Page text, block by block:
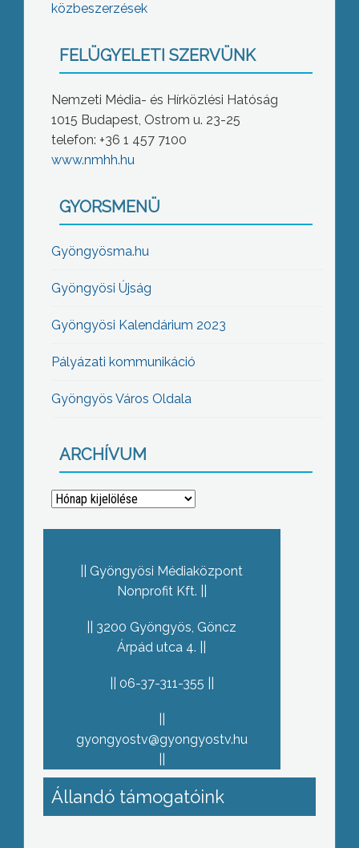
közbeszerzések
FELÜGYELETI SZERVÜNK
Nemzeti Média- és Hírközlési Hatóság
1015 Budapest, Ostrom u. 23-25
telefon: +36 1 457 7100
www.nmhh.hu
GYORSMENÜ
Gyöngyösma.hu
Gyöngyösi Újság
Gyöngyösi Kalendárium 2023
Pályázati kommunikáció
Gyöngyös Város Oldala
ARCHÍVUM
Archívum
Gyöngyösi Médiaközpont
Nonprofit Kft.
3200 Gyöngyös, Göncz
Árpád utca 4.
06-37-311-355
gyongyostv@gyongyostv.hu
Állandó támogatóink